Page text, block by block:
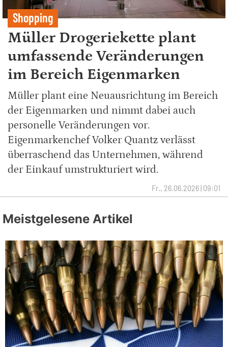
Shopping
Müller Drogeriekette plant
umfassende Veränderungen
im Bereich Eigenmarken
Müller plant eine Neuausrichtung im Bereich
der Eigenmarken und nimmt dabei auch
personelle Veränderungen vor.
Eigenmarkenchef Volker Quantz verlässt
überraschend das Unternehmen, während
der Einkauf umstrukturiert wird.
Fr., 26.06.2026 | 09:01
Meistgelesene Artikel